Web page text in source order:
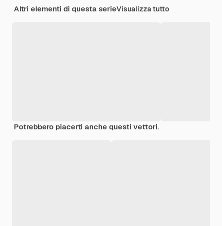
Altri elementi di questa serieVisualizza tutto
Potrebbero piacerti anche questi vettori.